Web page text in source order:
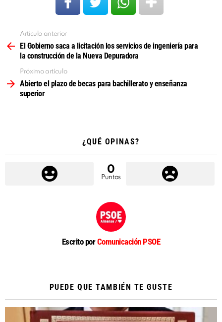
más
Artículo anterior
El Gobierno saca a licitación los servicios de ingeniería para
la construcción de la Nueva Depuradora
Próximo artículo
Abierto el plazo de becas para bachillerato y enseñanza
superior
¿QUÉ OPINAS?
0
Puntos
Escrito porComunicación PSOE
PUEDE QUE TAMBIÉN TE GUSTE